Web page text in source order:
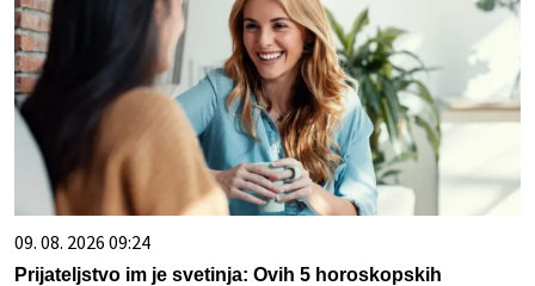
09. 08. 2026 09:24
Prijateljstvo im je svetinja: Ovih 5 horoskopskih